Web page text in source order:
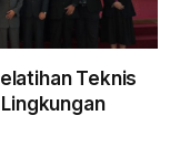
Teknis